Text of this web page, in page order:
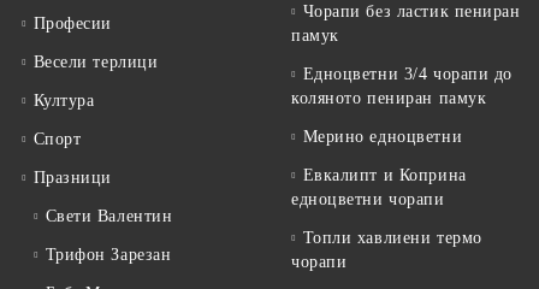
Професии
Весели терлици
Култура
Спорт
Празници
Свети Валентин
Трифон Зарезан
Чорапи без ластик пениран
памук
Едноцветни 3/4 чорапи до
коляното пениран памук
Мерино едноцветни
Евкалипт и Коприна
едноцветни чорапи
Топли хавлиени термо
чорапи